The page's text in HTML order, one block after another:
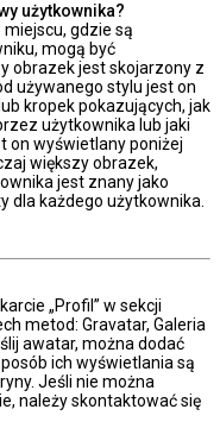
użytkownika?
gdzie są
mogą być
obrazek jest skojarzony z
używanego stylu jest on
kropek pokazujących, jak
użytkownika lub jaki
on wyświetlany poniżej
większy obrazek,
jest znany jako
dla każdego użytkownika.
„Profil” w sekcji
metod: Gravatar, Galeria
awatar, można dodać
ich wyświetlania są
Jeśli nie można
należy skontaktować się